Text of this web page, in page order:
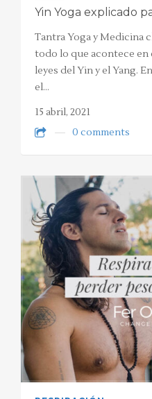
Yin Yoga explicado
Tantra Yoga y Medicina
todo lo que acontece en
leyes del Yin y el Yang.
el…
15 abril, 2021
0 comments